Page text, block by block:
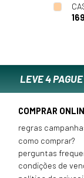
LEVE 4
COMPRAR
regras
como comprar?
perguntas
condições de